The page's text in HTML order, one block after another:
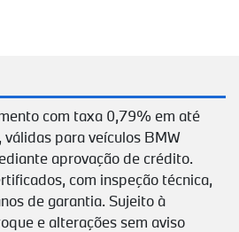
com taxa 0,79% em até
para veículos BMW
aprovação de crédito.
com inspeção técnica,
de garantia. Sujeito à
e alterações sem aviso